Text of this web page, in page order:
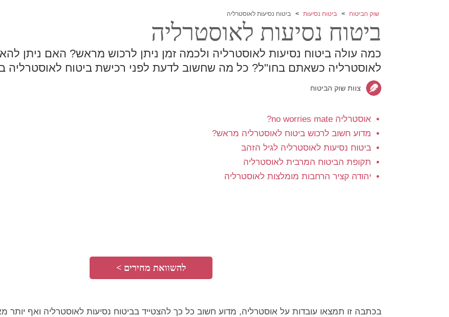
שוק הביטוח ביטוח נסיעות ביטוח נסיעות לאוסטרליה
ביטוח נסיעות לאוסטרליה
כמה עולה ביטוח נסיעות לאוסטרליה ולכמה זמן ניתן לרכוש מראש? האם ניתן
לאוסטרליה כשאתם בחו"ל? כל מה שחשוב לדעת לפני רכישת ביטוח לאוסטרליה
צוות שוק הביטוח
אוסטרליה no worries mate?
מדוע חשוב לרכוש ביטוח לאוסטרליה מראש?
ביטוח נסיעות לאוסטרליה לגיל הזהב
תקופת הביטוח המרבית לאוסטרליה
יהודה קציר הרחבות מומלצות לאוסטרליה
להשוואת מחירים >
בכתבה זו תמצאו עובדות על אוסטרליה, מדוע חשוב כל כך להצטייד בביטוח נסיעות לאוסטרליה ואף יותר